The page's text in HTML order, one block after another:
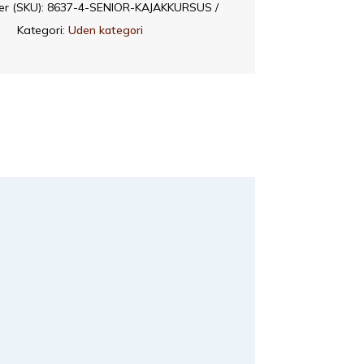
(SKU): 8637-4-SENIOR-KAJAKKURSUS
Kategori:Uden kategori